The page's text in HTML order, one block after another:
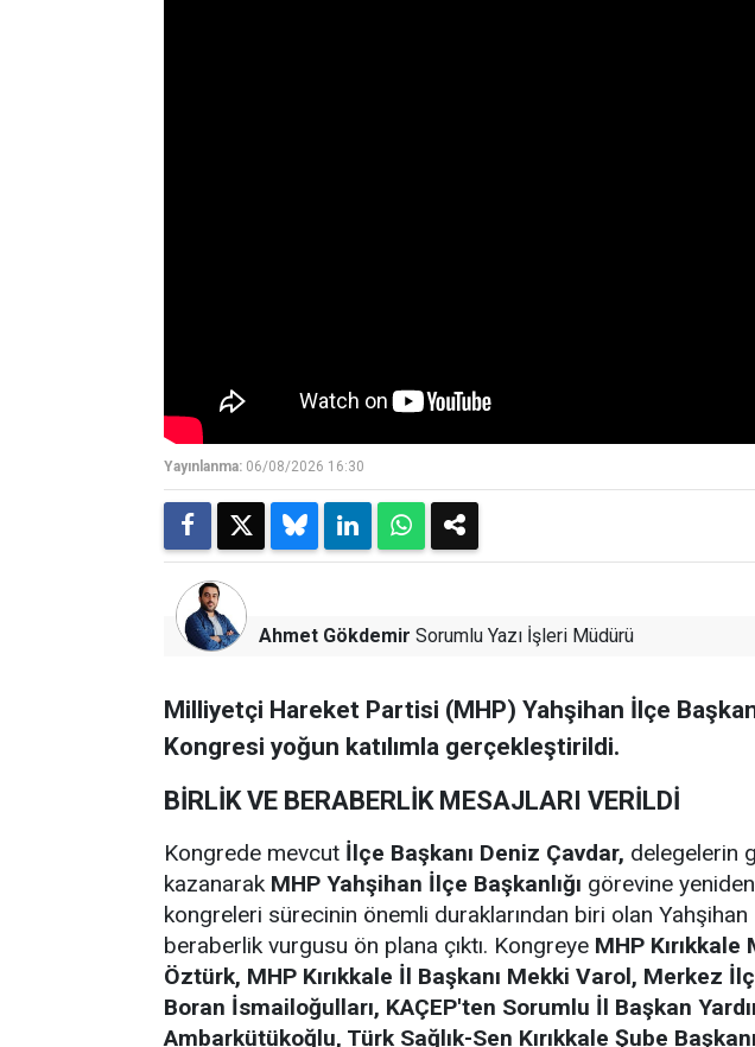
Yayınlanma: 06/08/2026 16:30
Ahmet Gökdemir Sorumlu Yazı İşleri Müdürü
Milliyetçi Hareket Partisi (MHP) Yahşihan İlçe
Kongresi yoğun katılımla gerçekleştirildi.
BİRLİK VE BERABERLİK MESAJLARI VERİLDİ
Kongrede mevcut İlçe Başkanı Deniz Çavdar, delegelerin
kazanarak MHP Yahşihan İlçe Başkanlığı görevine
kongreleri sürecinin önemli duraklarından biri olan
beraberlik vurgusu ön plana çıktı. Kongreye MHP
Öztürk, MHP Kırıkkale İl Başkanı Mekki Varol, Merkez
Boran İsmailoğulları, KAÇEP'ten Sorumlu İl Başkan
Ambarkütükoğlu, Türk Sağlık-Sen Kırıkkale Şube